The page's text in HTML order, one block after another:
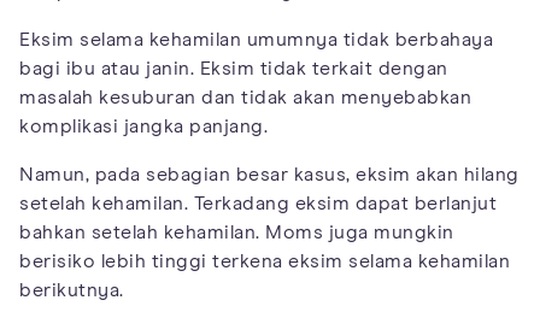
Eksim selama kehamilan umumnya tidak berbahaya
bagi ibu atau janin. Eksim tidak terkait dengan
masalah kesuburan dan tidak akan menyebabkan
komplikasi jangka panjang.
Namun, pada sebagian besar kasus, eksim akan hilang
setelah kehamilan. Terkadang eksim dapat berlanjut
bahkan setelah kehamilan. Moms juga mungkin
berisiko lebih tinggi terkena eksim selama kehamilan
berikutnya.